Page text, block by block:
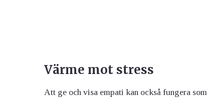
Värme mot stress
Att ge och visa empati kan också fungera